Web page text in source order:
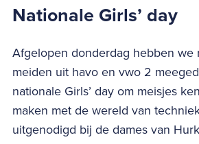
Nationale Girls’ day
Afgelopen donderdag hebben we
meiden uit havo en vwo 2
nationale Girls’ day om meisjes
maken met de wereld van
uitgenodigd bij de dames van